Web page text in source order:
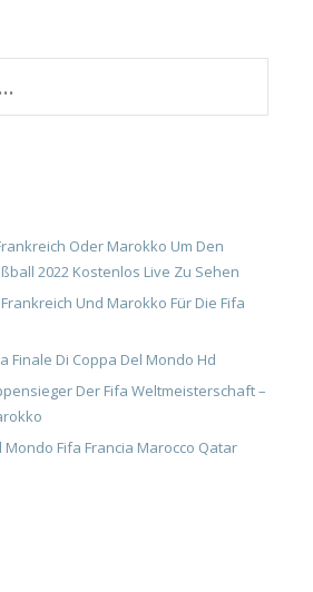
Oder Marokko Um Den
2022 Kostenlos Live Zu Sehen
Und Marokko Für Die Fifa
Finale Di Coppa Del Mondo Hd
Der Fifa Weltmeisterschaft –
Fifa Francia Marocco Qatar